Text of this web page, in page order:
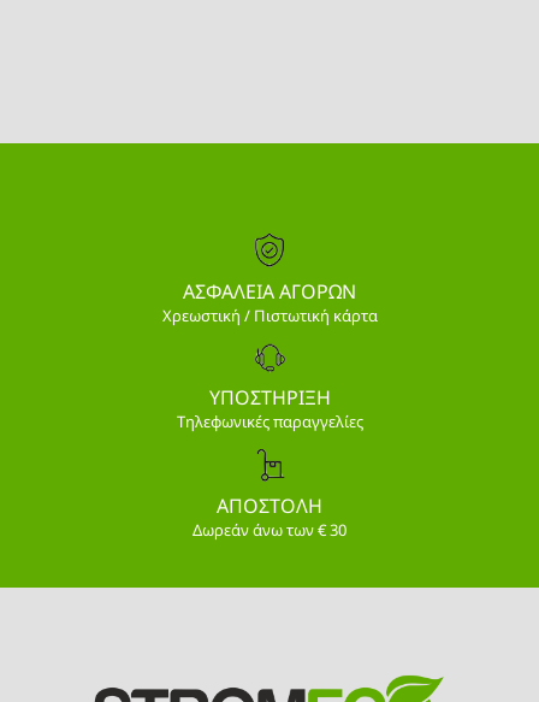
ΑΣΦΑΛΕΙΑ ΑΓΟΡΩΝ
Χρεωστική / Πιστωτική κάρτα
ΥΠΟΣΤΗΡΙΞΗ
Τηλεφωνικές παραγγελίες
ΑΠΟΣΤΟΛΗ
Δωρεάν άνω των € 30